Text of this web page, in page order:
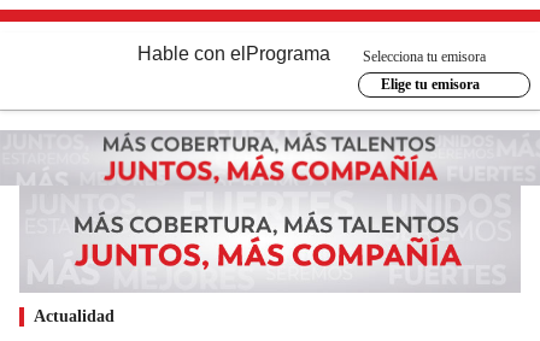
Hable con el Programa
Selecciona tu emisora
Elige tu emisora
Actualidad